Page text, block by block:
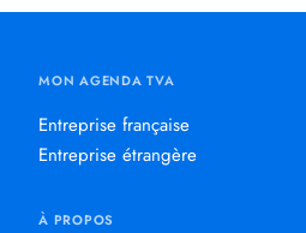
MON AGENDA TVA
Entreprise française
Entreprise étrangère
À PROPOS